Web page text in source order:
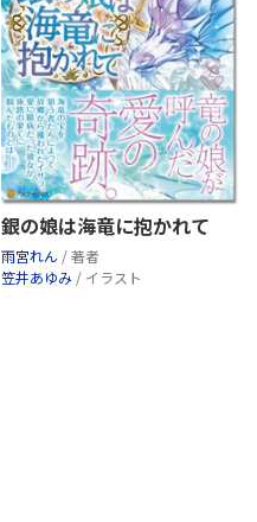
銀の娘は海竜に抱かれて
雨宮れん / 著者
笠井あゆみ / イラスト